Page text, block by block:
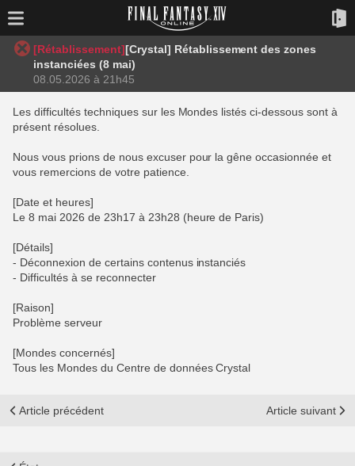
[Rétablissement][Crystal] Rétablissement des zones
instanciées (8 mai)
08.05.2026 à 21h45
Les difficultés techniques sur les Mondes listés ci-dessous sont à
présent résolues.
Nous vous prions de nous excuser pour la gêne occasionnée et
vous remercions de votre patience.
[Date et heures]
Le 8 mai 2026 de 23h17 à 23h28 (heure de Paris)
[Détails]
- Déconnexion de certains contenus instanciés
- Difficultés à se reconnecter
[Raison]
Problème serveur
[Mondes concernés]
Tous les Mondes du Centre de données Crystal
Article précédent Article suivant